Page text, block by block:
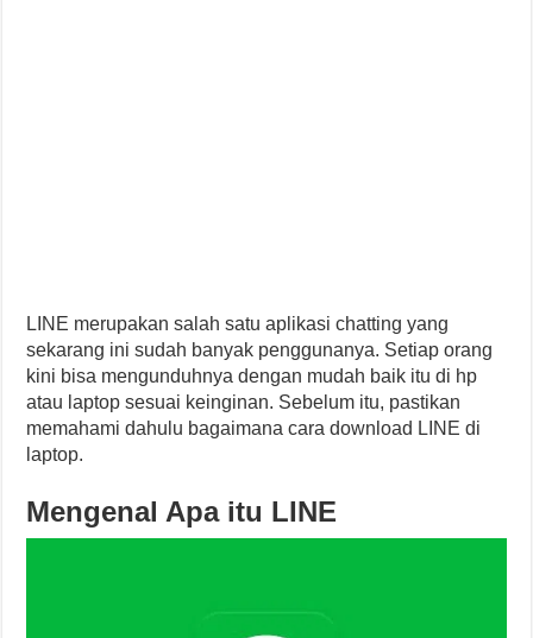
LINE merupakan salah satu aplikasi chatting yang
sekarang ini sudah banyak penggunanya. Setiap orang
kini bisa mengunduhnya dengan mudah baik itu di hp
atau laptop sesuai keinginan. Sebelum itu, pastikan
memahami dahulu bagaimana cara download LINE di
laptop.
Mengenal Apa itu LINE